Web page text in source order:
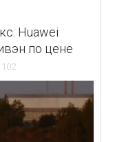
Huawei
по цене
102